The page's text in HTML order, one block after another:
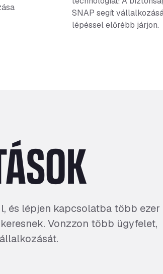
SNAP segít
lépéssel előrébb járjon.
és lépjen kapcsolatba több ezer
Vonzzon több ügyfelet,